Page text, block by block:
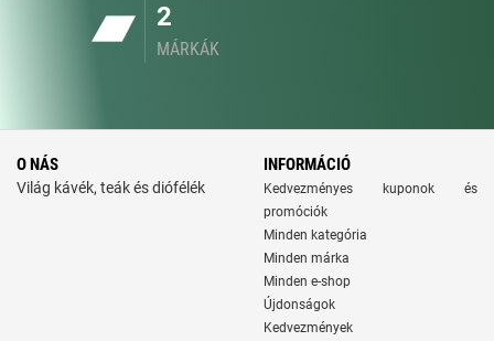
2
MÁRKÁK
O NÁS
Világ kávék, teák és diófélék
INFORMÁCIÓ
Kedvezményes kuponok és
promóciók
Minden kategória
Minden márka
Minden e-shop
Újdonságok
Kedvezmények